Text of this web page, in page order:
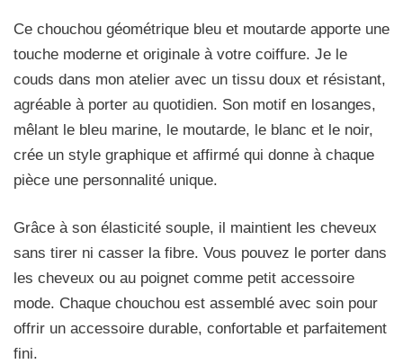
Ce chouchou géométrique bleu et moutarde apporte une
touche moderne et originale à votre coiffure. Je le
couds dans mon atelier avec un tissu doux et résistant,
agréable à porter au quotidien. Son motif en losanges,
mêlant le bleu marine, le moutarde, le blanc et le noir,
crée un style graphique et affirmé qui donne à chaque
pièce une personnalité unique.
Grâce à son élasticité souple, il maintient les cheveux
sans tirer ni casser la fibre. Vous pouvez le porter dans
les cheveux ou au poignet comme petit accessoire
mode. Chaque chouchou est assemblé avec soin pour
offrir un accessoire durable, confortable et parfaitement
fini.